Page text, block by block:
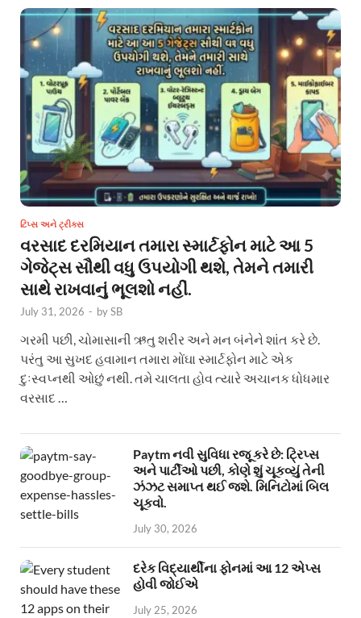
ટિપ્સ અને ટ્રીક્સ
વરસાદ દરમિયાન તમારા સ્માર્ટફોન માટે આ 5
ગેજેટ્સ સૌથી વધુ ઉપયોગી થશે, તેમને તમારી
સાથે રાખવાનું ભૂલશો નહીં.
July 31, 2026 - bySB
ગરમી પછી, ચોમાસાની ઋતુ શરીર અને મન બંનેને શાંત કરે છે.
પરંતુ આ સુખદ હવામાન તમારા મોંઘા સ્માર્ટફોન માટે એક
દુઃસ્વપ્નથી ઓછું નથી. તમે ચાલતા હોવ ત્યારે અચાનક ધોધમાર
વરસાદ …
Paytm નવી સુવિધા રજૂ કરે છે: ટ્રિપ્સ
અને પાર્ટીઓ પછી, કોણે શું ચૂકવ્યું તેની
ઝંઝટ સમાપ્ત થઈ જશે. મિનિટોમાં બિલ
ચૂકવો.
July 30, 2026
દરેક વિદ્યાર્થીના ફોનમાં આ 12 એપ્સ
હોવી જોઈએ
July 25, 2026